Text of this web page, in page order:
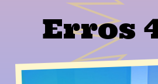
Erros